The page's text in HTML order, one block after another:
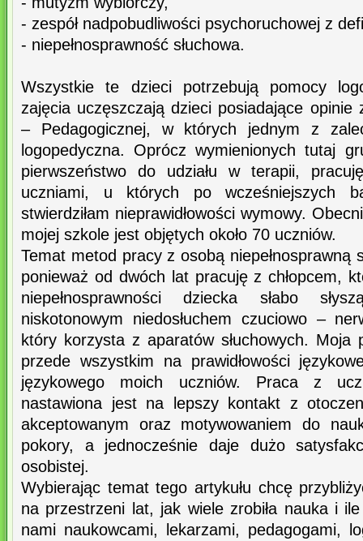
- zespół nadpobudliwości psychoruchowej z
- niepełnosprawność słuchowa.
Wszystkie te dzieci potrzebują pomocy
zajęcia uczęszczają dzieci posiadające opinie
– Pedagogicznej, w których jednym z
logopedyczna. Oprócz wymienionych tutaj
pierwszeństwo do udziału w terapii,
uczniami, u których po wcześniejszych
stwierdziłam nieprawidłowości wymowy.
mojej szkole jest objętych około 70 uczniów.
Temat metod pracy z osobą niepełnosprawną
ponieważ od dwóch lat pracuję z chłopcem,
niepełnosprawności dziecka słabo
niskotonowym niedosłuchem czuciowo –
który korzysta z aparatów słuchowych. Moja
przede wszystkim na prawidłowości
językowego moich uczniów. Praca z
nastawiona jest na lepszy kontakt z
akceptowanym oraz motywowaniem do
pokory, a jednocześnie daje dużo
osobistej.
Wybierając temat tego artykułu chcę
na przestrzeni lat, jak wiele zrobiła nauka i
nami naukowcami, lekarzami, pedagogami,